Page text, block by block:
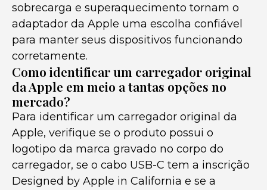
sobrecarga e superaquecimento tornam o
adaptador da Apple uma escolha confiável
para manter seus dispositivos funcionando
corretamente.
Como identificar um carregador original
da Apple em meio a tantas opções no
mercado?
Para identificar um carregador original da
Apple, verifique se o produto possui o
logotipo da marca gravado no corpo do
carregador, se o cabo USB-C tem a inscrição
Designed by Apple in California e se a